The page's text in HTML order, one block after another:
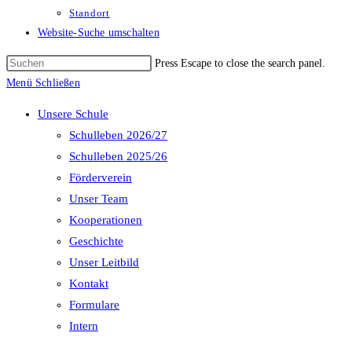
Standort
Website-Suche umschalten
Press Escape to close the search panel.
Menü Schließen
Unsere Schule
Schulleben 2026/27
Schulleben 2025/26
Förderverein
Unser Team
Kooperationen
Geschichte
Unser Leitbild
Kontakt
Formulare
Intern